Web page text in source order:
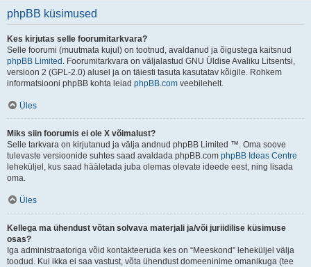
phpBB küsimused
Kes kirjutas selle foorumitarkvara?
Selle foorumi (muutmata kujul) on tootnud, avaldanud ja õigustega kaitsnud
phpBB Limited . Foorumitarkvara on väljalastud GNU Üldise Avaliku Litsentsi,
versioon 2 (GPL-2.0) alusel ja on täiesti tasuta kasutatav kõigile. Rohkem
informatsiooni phpBB kohta leiad phpBB.com veebilehelt.
Üles
Miks siin foorumis ei ole X võimalust?
Selle tarkvara on kirjutanud ja välja andnud phpBB Limited ™. Oma soove
tulevaste versioonide suhtes saad avaldada phpBB.com phpBB Ideas Centre
leheküljel, kus saad hääletada juba olemas olevate ideede eest, ning lisada
oma.
Üles
Kellega ma ühendust võtan solvava materjali ja/või juriidilise küsimuse
osas?
Iga administraatoriga võid kontakteeruda kes on “Meeskond” leheküljel välja
toodud. Kui ikka ei saa vastust, võta ühendust domeeninime omanikuga (tee